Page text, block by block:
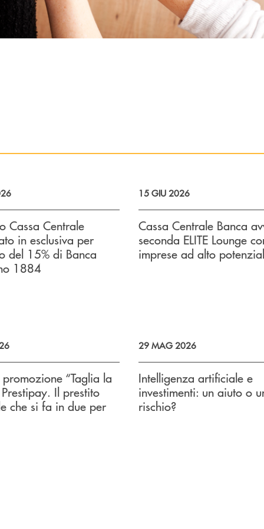
Cassa Centrale
in esclusiva per
del 15% di Banca
1884
15 GIU 2026
Cassa Centrale Banca
seconda ELITE Lounge
imprese ad alto
“Taglia la
Il prestito
che si fa in due per
29 MAG 2026
Intelligenza artificiale e
investimenti: un aiuto o
rischio?